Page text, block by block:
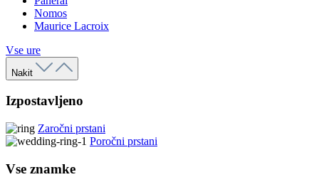
Nomos
Maurice Lacroix
Vse ure
Nakit
Izpostavljeno
Zaročni prstani
Poročni prstani
Vse znamke